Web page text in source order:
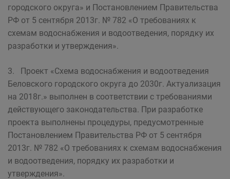
городского округа» и Постановлением Правительства
РФ от 5 сентября 2013г. № 782 «О требованиях к
схемам водоснабжения и водоотведения, порядку их
разработки и утверждения».
3. Проект «Схема водоснабжения и водоотведения
Беловского городского округа до 2030г. Актуализация
на 2018г.» выполнен в соответствии с требованиями
действующего законодательства. При разработке
проекта выполнены процедуры, предусмотренные
Постановлением Правительства РФ от 5 сентября
2013г. № 782 «О требованиях к схемам водоснабжения
и водоотведения, порядку их разработки и
утверждения».